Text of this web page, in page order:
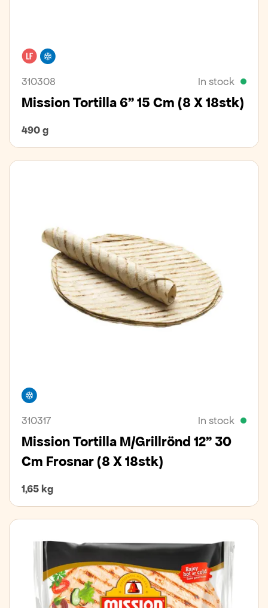
Lactose free
310308 In stock
Mission Tortilla 6" 15 Cm (8 X 18stk)
490 g
310317 In stock
Mission Tortilla M/Grillrönd 12" 30
Cm Frosnar (8 X 18stk)
1,65 kg